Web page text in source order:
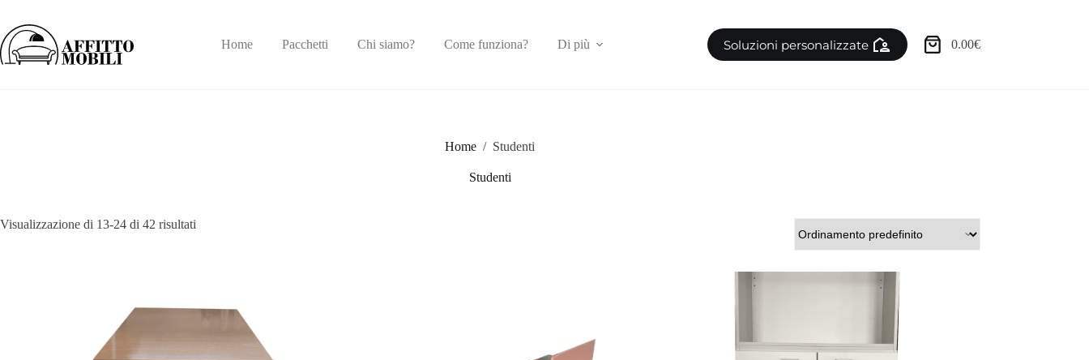
contenuto
Home Pacchetti Chi siamo? Come funziona? Di più Soluzioni personalizzate Carrello
0.00€
Home / Studenti
Studenti
Visualizzazione di 13-24 di 42 risultati